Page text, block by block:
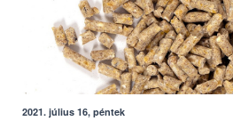
2021. július 16, péntek